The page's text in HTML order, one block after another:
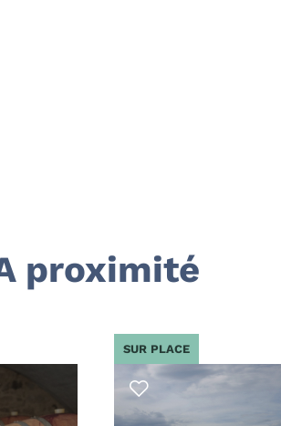
proximité
SUR PLACE